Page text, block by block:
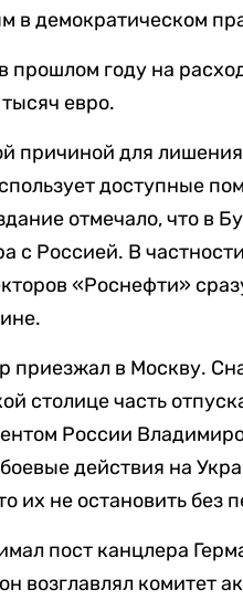
в демократическом
прошлом году на
евро.
причиной для
доступные
отмечало, что в
Россией. В
«Роснефти»
в Москву.
столице часть
России
действия на
их не остановить без
пост канцлера
возглавлял комитет